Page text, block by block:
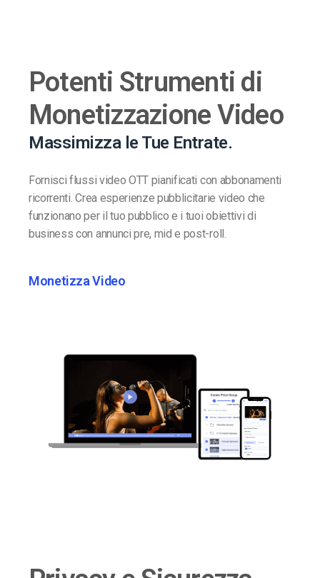
Potenti Strumenti di
Monetizzazione Video
Massimizza le Tue Entrate.
Fornisci flussi video OTT pianificati con abbonamenti
ricorrenti. Crea esperienze pubblicitarie video che
funzionano per il tuo pubblico e i tuoi obiettivi di
business con annunci pre, mid e post-roll.
Monetizza Video